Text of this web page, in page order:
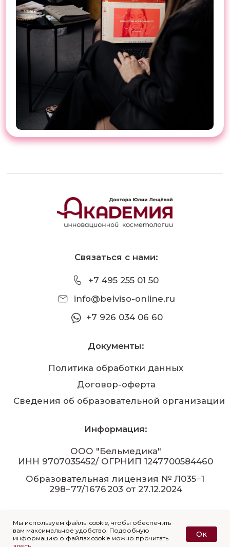
Мы используем файлы cookie, чтобы обеспечить
вам максимальное удобство. Подробную
информацию о файлах cookie можно прочитать
Ок